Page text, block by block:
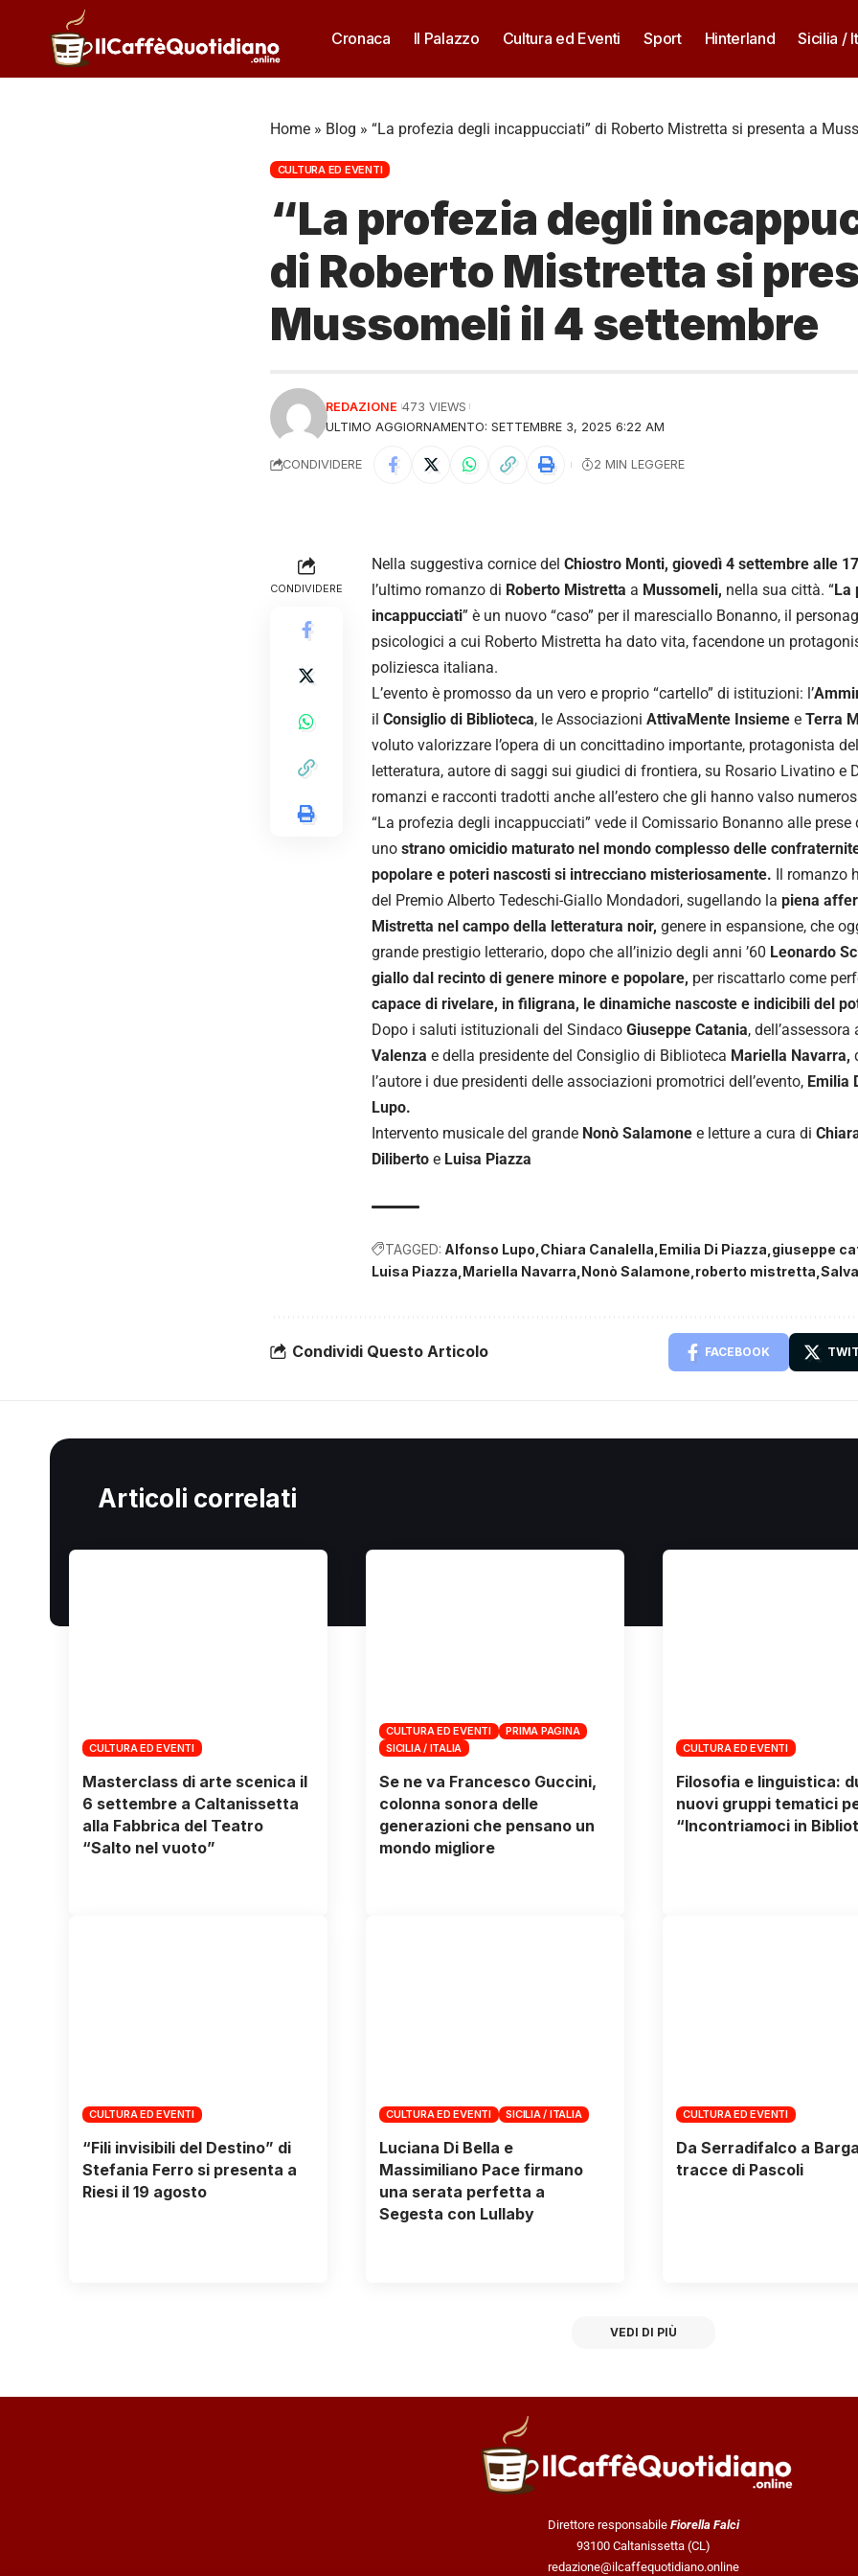
Cronaca Il Palazzo Cultura ed Eventi Sport Hinterland Sicilia /
Home » Blog » “La profezia degli incappucciati” di Roberto Mistretta si presenta a
CULTURA ED EVENTI
“La profezia degli
di Roberto Mistretta si
Mussomeli il 4 settembre
ULTIMO AGGIORNAMENTO: SETTEMBRE 3, 2025 6:22 AM
REDAZIONE 473 VIEWS
CONDIVIDERE 2 MIN LEGGERE
CONDIVIDERE
Nella suggestiva cornice del Chiostro Monti, giovedì 4 settembre alle
l’ultimo romanzo di Roberto Mistretta a Mussomeli, nella sua città. “La
incappucciati” è un nuovo “caso” per il maresciallo Bonanno, il
psicologici a cui Roberto Mistretta ha dato vita, facendone un
poliziesca italiana.
L’evento è promosso da un vero e proprio “cartello” di istituzioni: l’
il Consiglio di Biblioteca, le Associazioni AttivaMente Insieme e Terra
voluto valorizzare l’opera di un concittadino importante, protagonista
letteratura, autore di saggi sui giudici di frontiera, su Rosario Livatino e
romanzi e racconti tradotti anche all’estero che gli hanno valso
“La profezia degli incappucciati” vede il Comissario Bonanno alle
uno strano omicidio maturato nel mondo complesso delle
popolare e poteri nascosti si intrecciano misteriosamente. Il romanzo
del Premio Alberto Tedeschi-Giallo Mondadori, sugellando la piena
Mistretta nel campo della letteratura noir, genere in espansione, che
grande prestigio letterario, dopo che all’inizio degli anni ’60 Leonardo
giallo dal recinto di genere minore e popolare, per riscattarlo come
capace di rivelare, in filigrana, le dinamiche nascoste e indicibili del
Dopo i saluti istituzionali del Sindaco Giuseppe Catania,
Valenza e della presidente del Consiglio di Biblioteca Mariella Navarra,
l’autore i due presidenti delle associazioni promotrici dell’evento, Emilia
Lupo.
Intervento musicale del grande Nonò Salamone e letture a cura di
Diliberto e Luisa Piazza
TAGGED: Alfonso Lupo Chiara Canalella Emilia Di Piazza giuseppe
Luisa Piazza Mariella Navarra Nonò Salamone roberto mistretta
Condividi Questo Articolo FACEBOOK
Articoli correlati
CULTURA ED EVENTI
Masterclass di arte scenica il
6 settembre a Caltanissetta
alla Fabbrica del Teatro
“Salto nel vuoto”
CULTURA ED EVENTI
PRIMA PAGINA
SICILIA / ITALIA
Se ne va Francesco Guccini,
colonna sonora delle
generazioni che pensano un
mondo migliore
CULTURA ED EVENTI
Filosofia e linguistica:
nuovi gruppi tematici
“Incontriamoci in
CULTURA ED EVENTI
“Fili invisibili del Destino” di
Stefania Ferro si presenta a
Riesi il 19 agosto
CULTURA ED EVENTI SICILIA / ITALIA
Luciana Di Bella e
Massimiliano Pace firmano
una serata perfetta a
Segesta con Lullaby
CULTURA ED EVENTI
Da Serradifalco a
tracce di Pascoli
VEDI DI PIÙ
Direttore responsabile Fiorella Falci
93100 Caltanissetta (CL)
redazione@ilcaffequotidiano.online